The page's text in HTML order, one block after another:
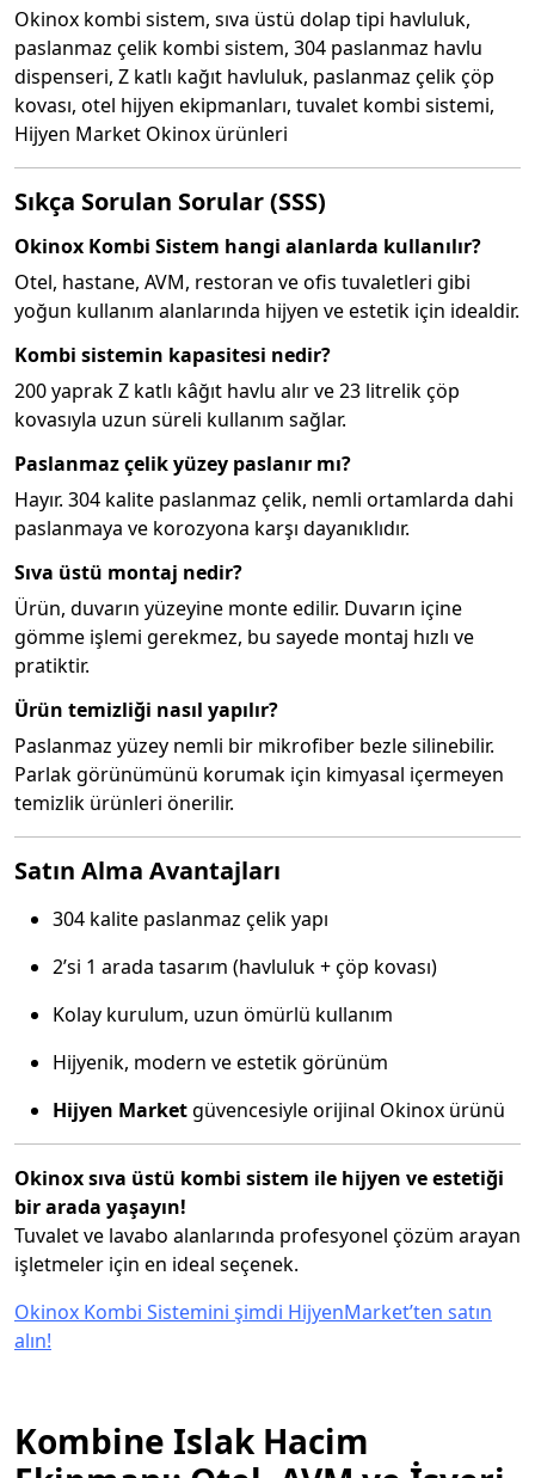
Okinox kombi sistem, sıva üstü dolap tipi havluluk,
paslanmaz çelik kombi sistem, 304 paslanmaz havlu
dispenseri, Z katlı kağıt havluluk, paslanmaz çelik çöp
kovası, otel hijyen ekipmanları, tuvalet kombi sistemi,
Hijyen Market Okinox ürünleri
Sıkça Sorulan Sorular (SSS)
Okinox Kombi Sistem hangi alanlarda kullanılır?
Otel, hastane, AVM, restoran ve ofis tuvaletleri gibi
yoğun kullanım alanlarında hijyen ve estetik için idealdir.
Kombi sistemin kapasitesi nedir?
200 yaprak Z katlı kâğıt havlu alır ve 23 litrelik çöp
kovasıyla uzun süreli kullanım sağlar.
Paslanmaz çelik yüzey paslanır mı?
Hayır. 304 kalite paslanmaz çelik, nemli ortamlarda dahi
paslanmaya ve korozyona karşı dayanıklıdır.
Sıva üstü montaj nedir?
Ürün, duvarın yüzeyine monte edilir. Duvarın içine
gömme işlemi gerekmez, bu sayede montaj hızlı ve
pratiktir.
Ürün temizliği nasıl yapılır?
Paslanmaz yüzey nemli bir mikrofiber bezle silinebilir.
Parlak görünümünü korumak için kimyasal içermeyen
temizlik ürünleri önerilir.
Satın Alma Avantajları
304 kalite paslanmaz çelik yapı
2’si 1 arada tasarım (havluluk + çöp kovası)
Kolay kurulum, uzun ömürlü kullanım
Hijyenik, modern ve estetik görünüm
Hijyen Marketgüvencesiyle orijinal Okinox ürünü
Okinox sıva üstü kombi sistem ile hijyen ve estetiği
bir arada yaşayın!
Tuvalet ve lavabo alanlarında profesyonel çözüm arayan
işletmeler için en ideal seçenek.
Okinox Kombi Sistemini şimdi HijyenMarket’ten satın
alın!
Kombine Islak Hacim